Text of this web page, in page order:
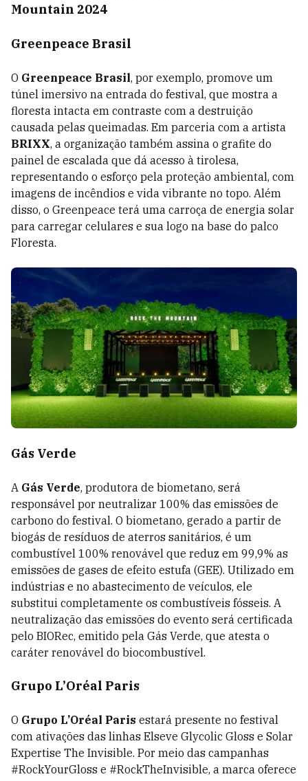
Mountain 2024
Greenpeace Brasil
O Greenpeace Brasil, por exemplo, promove um
túnel imersivo na entrada do festival, que mostra a
floresta intacta em contraste com a destruição
causada pelas queimadas. Em parceria com a artista
BRIXX, a organização também assina o grafite do
painel de escalada que dá acesso à tirolesa,
representando o esforço pela proteção ambiental, com
imagens de incêndios e vida vibrante no topo. Além
disso, o Greenpeace terá uma carroça de energia solar
para carregar celulares e sua logo na base do palco
Floresta.
Gás Verde
A Gás Verde, produtora de biometano, será
responsável por neutralizar 100% das emissões de
carbono do festival. O biometano, gerado a partir de
biogás de resíduos de aterros sanitários, é um
combustível 100% renovável que reduz em 99,9% as
emissões de gases de efeito estufa (GEE). Utilizado em
indústrias e no abastecimento de veículos, ele
substitui completamente os combustíveis fósseis. A
neutralização das emissões do evento será certificada
pelo BIORec, emitido pela Gás Verde, que atesta o
caráter renovável do biocombustível.
Grupo L’Oréal Paris
O Grupo L’Oréal Paris estará presente no festival
com ativações das linhas Elseve Glycolic Gloss e Solar
Expertise The Invisible. Por meio das campanhas
#RockYourGloss e #RockTheInvisible, a marca oferece